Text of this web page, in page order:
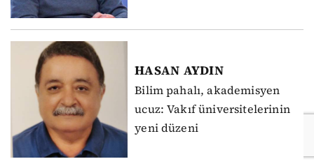
HASAN AYDIN
Bilim pahalı, akademisyen
ucuz: Vakıf üniversitelerinin
yeni düzeni